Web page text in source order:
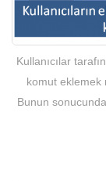
Kullanıcılar
komut eklemek
Bunun